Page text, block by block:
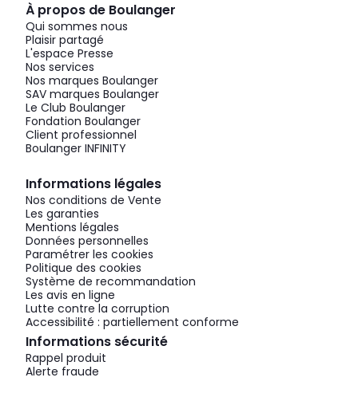
À propos de Boulanger
Qui sommes nous
Plaisir partagé
L'espace Presse
Nos services
Nos marques Boulanger
SAV marques Boulanger
Le Club Boulanger
Fondation Boulanger
Client professionnel
Boulanger INFINITY
Informations légales
Nos conditions de Vente
Les garanties
Mentions légales
Données personnelles
Paramétrer les cookies
Politique des cookies
Système de recommandation
Les avis en ligne
Lutte contre la corruption
Accessibilité : partiellement conforme
Informations sécurité
Rappel produit
Alerte fraude